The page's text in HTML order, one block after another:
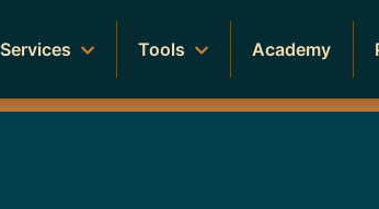
Services Tools Academy